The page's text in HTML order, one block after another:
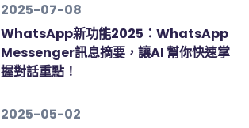
2025-07-08
WhatsApp新功能2025：WhatsApp
Messenger訊息摘要，讓AI 幫你快速掌
握對話重點！
2025-05-02